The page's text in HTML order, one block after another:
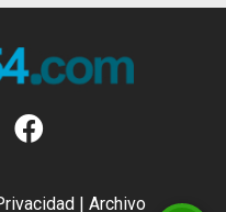
Archivo